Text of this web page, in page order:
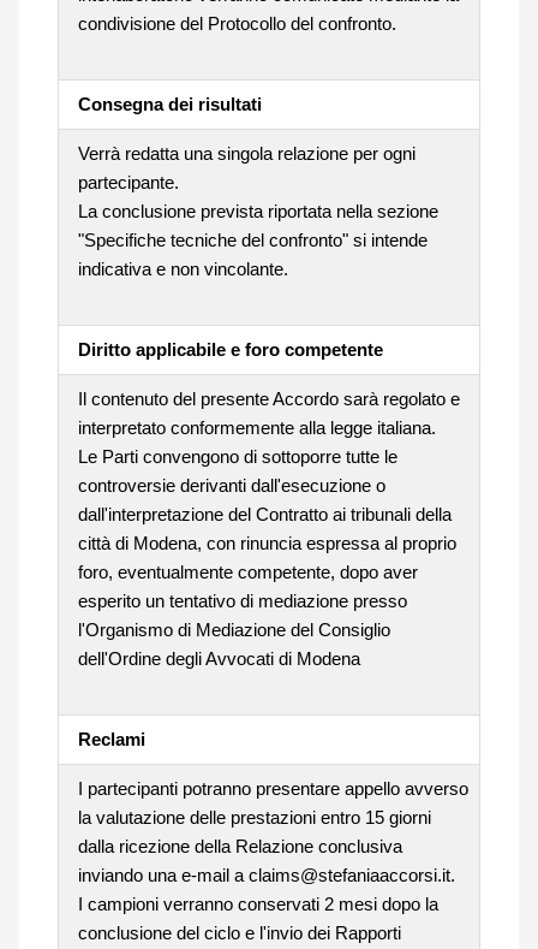
condivisione del Protocollo del confronto.
Consegna dei risultati
Verrà redatta una singola relazione per ogni
partecipante.
La conclusione prevista riportata nella sezione
"Specifiche tecniche del confronto" si intende
indicativa e non vincolante.
Diritto applicabile e foro competente
Il contenuto del presente Accordo sarà regolato e
interpretato conformemente alla legge italiana.
Le Parti convengono di sottoporre tutte le
controversie derivanti dall'esecuzione o
dall'interpretazione del Contratto ai tribunali della
città di Modena, con rinuncia espressa al proprio
foro, eventualmente competente, dopo aver
esperito un tentativo di mediazione presso
l'Organismo di Mediazione del Consiglio
dell'Ordine degli Avvocati di Modena
Reclami
I partecipanti potranno presentare appello avverso
la valutazione delle prestazioni entro 15 giorni
dalla ricezione della Relazione conclusiva
inviando una e-mail a claims@stefaniaaccorsi.it.
I campioni verranno conservati 2 mesi dopo la
conclusione del ciclo e l'invio dei Rapporti